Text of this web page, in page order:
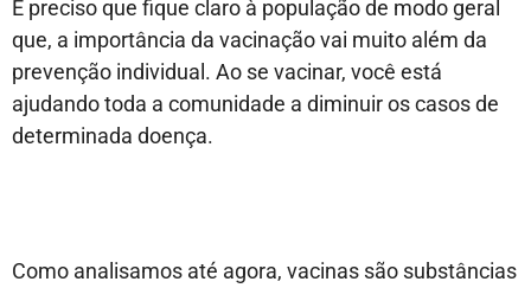
É preciso que fique claro à população de modo geral
que, a importância da vacinação vai muito além da
prevenção individual. Ao se vacinar, você está
ajudando toda a comunidade a diminuir os casos de
determinada doença.
Como analisamos até agora, vacinas são substâncias